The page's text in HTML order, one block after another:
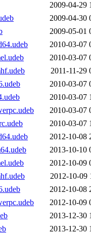
2009-04-29
2009-04-30
2009-05-01
2010-03-07
2010-03-07
2011-11-29
2010-03-07
2010-03-07
2010-03-07
2010-03-07
2012-10-08
2013-10-10
2012-10-09
2012-10-09
2012-10-08
2012-10-09
2013-12-30
2013-12-30